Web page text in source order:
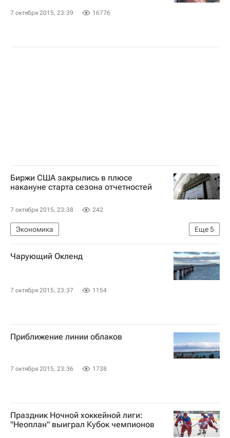
7 октября 2015, 23:39 16776
Биржи США закрылись в плюсе
накануне старта сезона отчетностей
7 октября 2015, 23:38 242
Еще5
Экономика
Ситуация на мировых фондовых рынках в октябре 2015
США
Америка
Чарующий Окленд
7 октября 2015, 23:37 1154
Приближение линии облаков
7 октября 2015, 23:36 1738
Праздник Ночной хоккейной лиги:
"Неоплан" выиграл Кубок чемпионов